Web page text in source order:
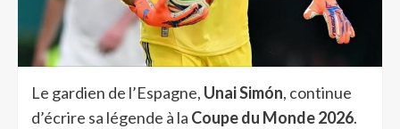
Le gardien de l’Espagne, Unai Simón, continue
d’écrire sa légende à la Coupe du Monde 2026.